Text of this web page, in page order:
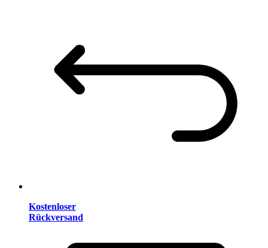
Kostenloser
Rückversand